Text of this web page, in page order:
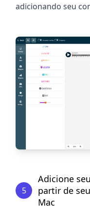
adicionando seu
5
Adicione
partir de
Mac